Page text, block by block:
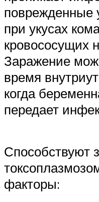
поврежденные
при укусах
кровососущих
Заражение
время
когда
передает
Способствуют
факторы: